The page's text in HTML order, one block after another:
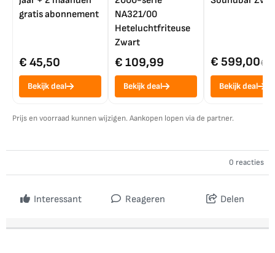
gratis abonnement
€ 45,50
Bekijk deal
NA321/00
Heteluchtfriteuse
Zwart
€ 109,99
Bekijk deal
€ 599,00€
Bekijk deal
Prijs en voorraad kunnen wijzigen. Aankopen lopen via de partner.
0 reacties
Interessant Reageren Delen